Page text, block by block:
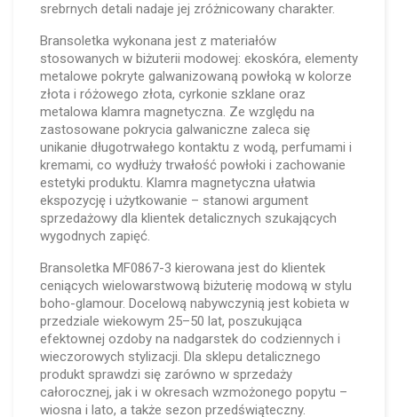
srebrnych detali nadaje jej zróżnicowany charakter.
Bransoletka wykonana jest z materiałów
stosowanych w biżuterii modowej: ekoskóra, elementy
metalowe pokryte galwanizowaną powłoką w kolorze
złota i różowego złota, cyrkonie szklane oraz
metalowa klamra magnetyczna. Ze względu na
zastosowane pokrycia galwaniczne zaleca się
unikanie długotrwałego kontaktu z wodą, perfumami i
kremami, co wydłuży trwałość powłoki i zachowanie
estetyki produktu. Klamra magnetyczna ułatwia
ekspozycję i użytkowanie – stanowi argument
sprzedażowy dla klientek detalicznych szukających
wygodnych zapięć.
Bransoletka MF0867-3 kierowana jest do klientek
ceniących wielowarstwową biżuterię modową w stylu
boho-glamour. Docelową nabywczynią jest kobieta w
przedziale wiekowym 25–50 lat, poszukująca
efektownej ozdoby na nadgarstek do codziennych i
wieczorowych stylizacji. Dla sklepu detalicznego
produkt sprawdzi się zarówno w sprzedaży
całorocznej, jak i w okresach wzmożonego popytu –
wiosna i lato, a także sezon przedświąteczny.